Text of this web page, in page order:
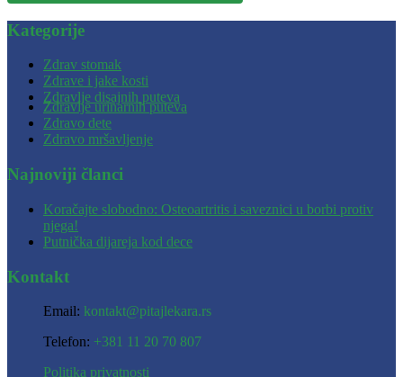
Kategorije
Zdrav stomak
Zdrave i jake kosti
Zdravlje disajnih puteva
Zdravlje urinarnih puteva
Zdravo dete
Zdravo mršavljenje
Najnoviji članci
Koračajte slobodno: Osteoartritis i saveznici u borbi protiv
njega!
Putnička dijareja kod dece
Kontakt
Email: kontakt@pitajlekara.rs
Telefon: +381 11 20 70 807
Politika privatnosti